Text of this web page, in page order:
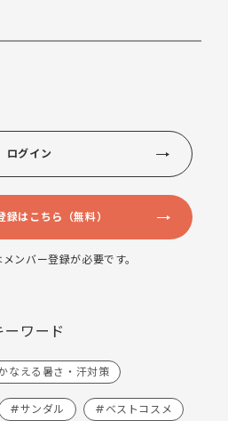
ログイン
録はこちら（無料）
ンバー登録が必要です。
ワード
なえる暑さ・汗対策
#サンダル #ベストコスメ